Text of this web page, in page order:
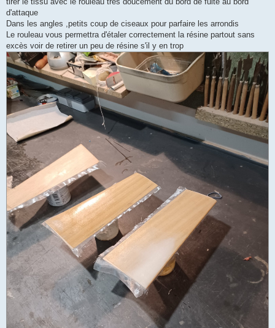
d'attaque
Dans les angles ,petits coup de ciseaux pour parfaire les arrondis
Le rouleau vous permettra d'étaler correctement la résine partout sans
excès voir de retirer un peu de résine s'il y en trop